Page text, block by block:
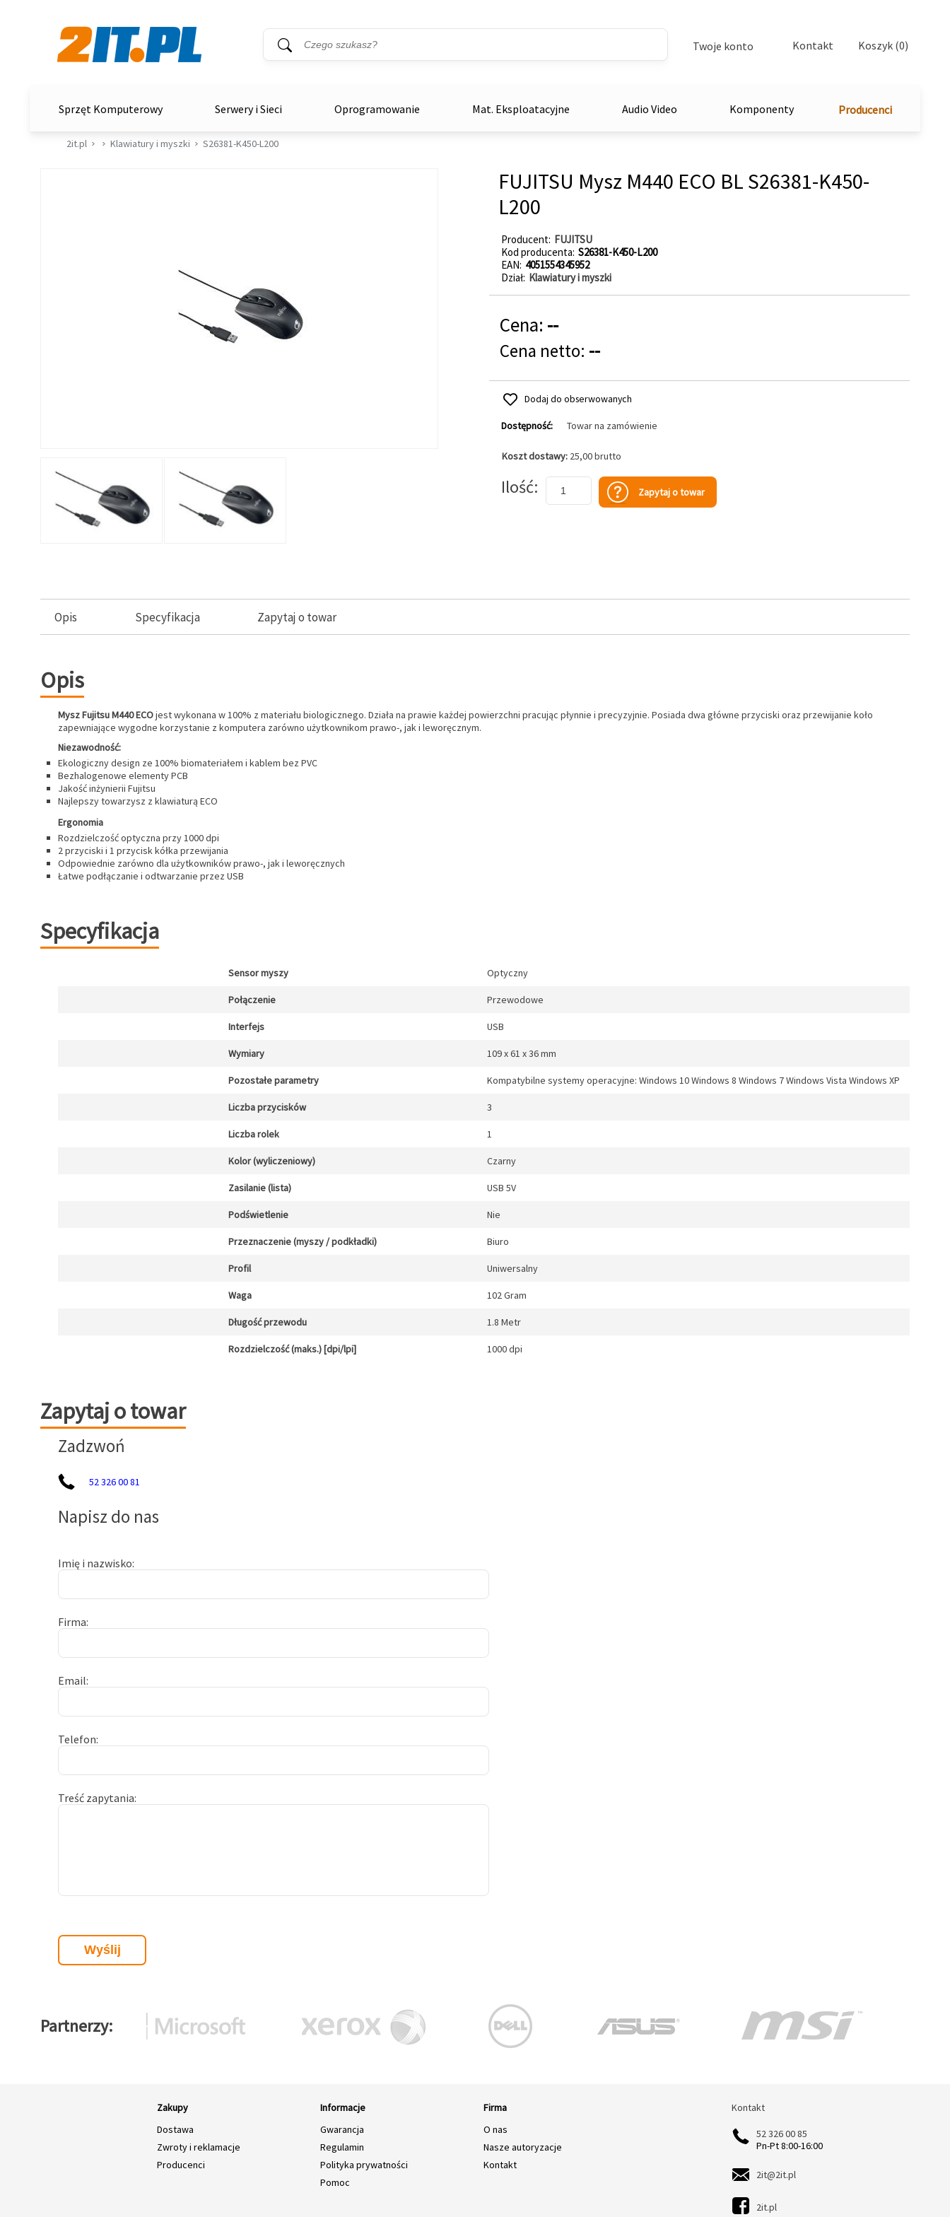
Wyszukiwarka
Słowo kluczowe
Twoje konto Kontakt Koszyk (0)
Sprzęt Komputerowy Serwery i Sieci Oprogramowanie Mat. Eksploatacyjne Audio Video Komponenty Producenci
2it.pl Klawiatury i myszki S26381-K450-L200
FUJITSU Mysz M440 ECO BL S26381-K450-
L200
Producent FUJITSU
Kod producenta S26381-K450-L200
EAN 4051554345952
Dział Klawiatury i myszki
Cena: --
Cena netto: --
Dodaj do obserwowanych
Dostępność: Towar na zamówienie
Koszt dostawy: 25,00 brutto
Ilość Zapytaj o towar
Opis Specyfikacja Zapytaj o towar
Opis
Mysz Fujitsu M440 ECOjest wykonana w 100% z materiału biologicznego. Działa na prawie każdej powierzchni pracując płynnie i precyzyjnie. Posiada dwa główne przyciski oraz przewijanie koło
zapewniające wygodne korzystanie z komputera zarówno użytkownikom prawo-, jak i leworęcznym.
Niezawodność:
Ekologiczny design ze 100% biomateriałem i kablem bez PVC
Bezhalogenowe elementy PCB
Jakość inżynierii Fujitsu
Najlepszy towarzysz z klawiaturą ECO
Ergonomia
Rozdzielczość optyczna przy 1000 dpi
2 przyciski i 1 przycisk kółka przewijania
Odpowiednie zarówno dla użytkowników prawo-, jak i leworęcznych
Łatwe podłączanie i odtwarzanie przez USB
Specyfikacja
Sensor myszy Optyczny
Połączenie Przewodowe
Interfejs USB
Wymiary 109 x 61 x 36 mm
Pozostałe parametry Kompatybilne systemy operacyjne: Windows 10 Windows 8 Windows 7 Windows Vista Windows XP
Liczba przycisków 3
Liczba rolek 1
Kolor (wyliczeniowy) Czarny
Zasilanie (lista) USB 5V
Podświetlenie Nie
Przeznaczenie (myszy / podkładki) Biuro
Profil Uniwersalny
Waga 102 Gram
Długość przewodu 1.8 Metr
Rozdzielczość (maks.) [dpi/lpi] 1000 dpi
Zapytaj o towar
Zapytaj o towar
Zadzwoń
52 326 00 81
Napisz do nas
Imię i nazwisko
Firma
Email
Telefon
Treść zapytania
Partnerzy
Zakupy
Dostawa
Zwroty i reklamacje
Producenci
Informacje
Gwarancja
Regulamin
Polityka prywatności
Pomoc
Firma
O nas
Nasze autoryzacje
Kontakt
Kontakt
Kontakt
52 326 00 85
Pn-Pt 8:00-16:00
2it@2it.pl
2it.pl